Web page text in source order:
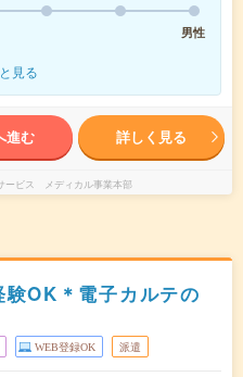
男性
見る
進む 詳しく見る
ービス メディカル事業本部
OK＊電子カルテの
WEB登録OK 派遣